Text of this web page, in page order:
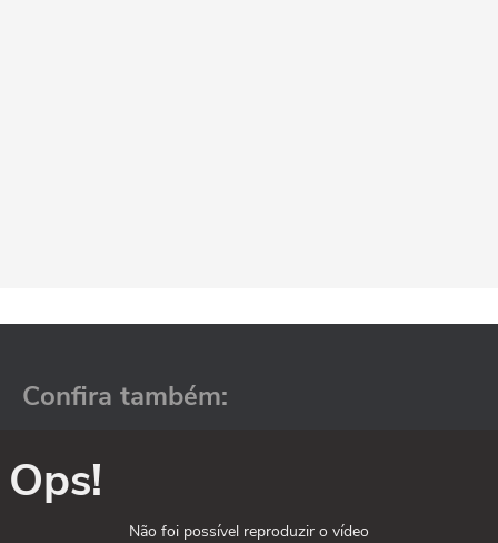
Confira também:
Ops!
Não foi possível reproduzir o vídeo